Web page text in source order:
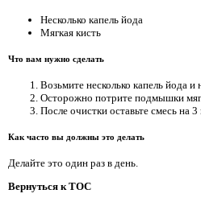
Несколько капель йода
Мягкая кисть
Что вам нужно сделать
Возьмите несколько капель йода
Осторожно потрите подмышки
После очистки оставьте смесь на
Как часто вы должны это делать
Делайте это один раз в день.
Вернуться к TOC